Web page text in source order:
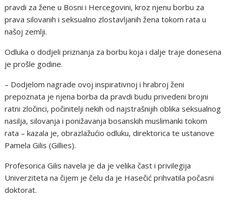
pravdi za žene u Bosni i Hercegovini, kroz njenu borbu za
prava silovanih i seksualno zlostavljanih žena tokom rata u
našoj zemlji.
Odluka o dodjeli priznanja za borbu koja i dalje traje donesena
je prošle godine.
– Dodjelom nagrade ovoj inspirativnoj i hrabroj ženi
prepoznata je njena borba da pravdi budu privedeni brojni
ratni zločinci, počinitelji nekih od najstrašnijih oblika seksualnog
nasilja, silovanja i ponižavanja bosanskih muslimanki tokom
rata – kazala je, obrazlažućio odluku, direktorica te ustanove
Pamela Gilis (Gillies).
Profesorica Gilis navela je da je velika čast i privilegija
Univerziteta na čijem je čelu da je Hasečić prihvatila počasni
doktorat.